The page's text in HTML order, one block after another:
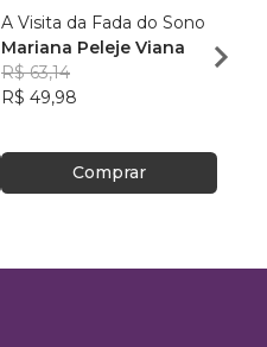
A Visita da Fada do Sono
Mariana Peleje Viana
R$ 63,14
R$ 49,98
Comprar